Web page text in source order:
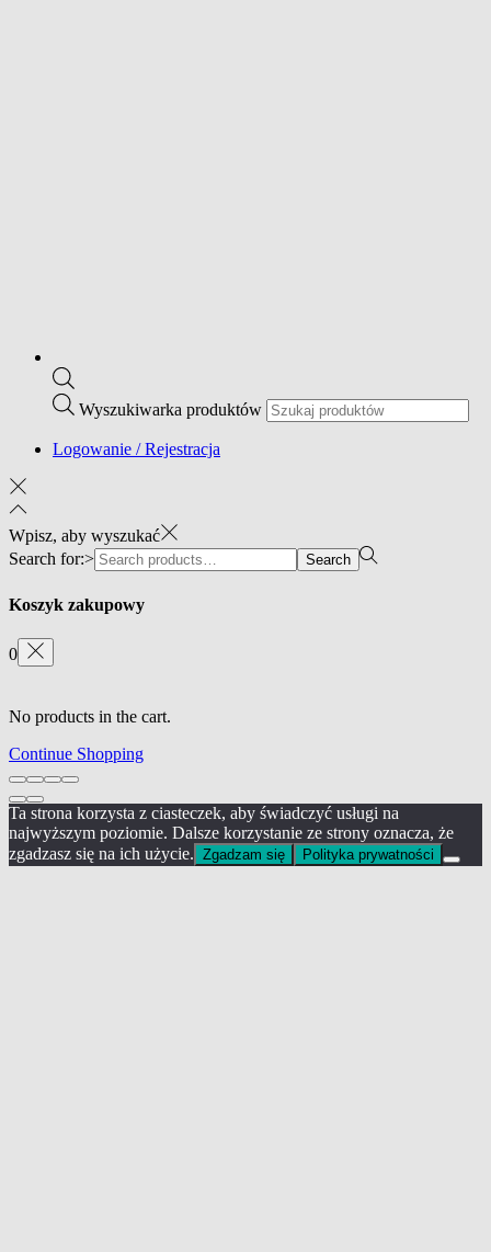
Wyszukiwarka produktów
Logowanie / Rejestracja
Wpisz, aby wyszukać
Search for:>
Search
Koszyk zakupowy
0
No products in the cart.
Continue Shopping
Ta strona korzysta z ciasteczek, aby świadczyć usługi na
najwyższym poziomie. Dalsze korzystanie ze strony oznacza, że
zgadzasz się na ich użycie. Zgadzam się Polityka prywatności